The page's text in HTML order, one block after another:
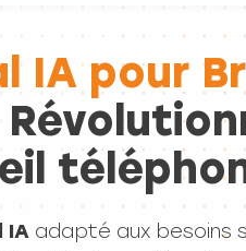
IA pour
IA adapté aux besoins